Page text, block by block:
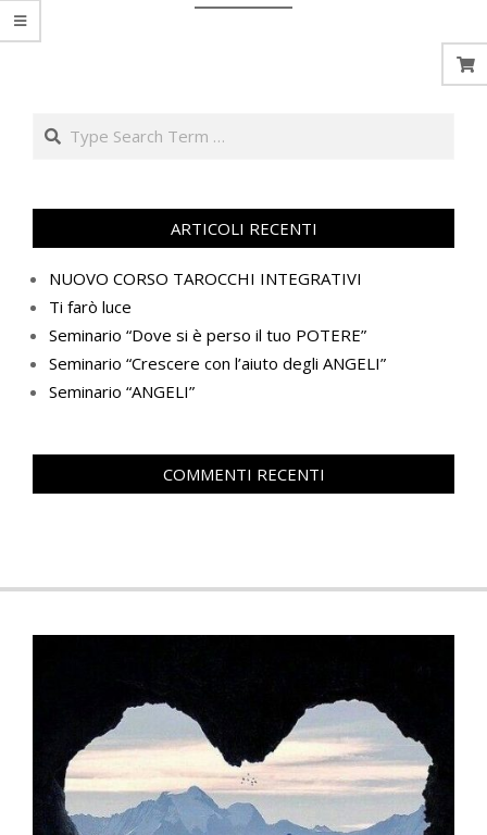
Search
ARTICOLI RECENTI
NUOVO CORSO TAROCCHI INTEGRATIVI
Ti farò luce
Seminario “Dove si è perso il tuo POTERE”
Seminario “Crescere con l’aiuto degli ANGELI”
Seminario “ANGELI”
COMMENTI RECENTI